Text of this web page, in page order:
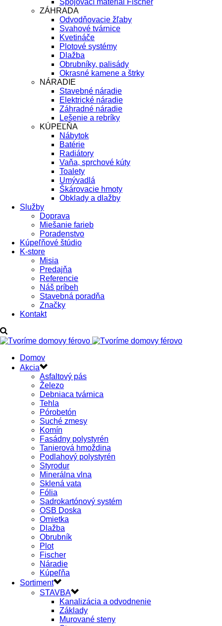
Spojovací materiál Fischer
ZÁHRADA
Odvodňovacie žľaby
Svahové tvárnice
Kvetináče
Plotové systémy
Dlažba
Obrubníky, palisády
Okrasné kamene a štrky
NÁRADIE
Stavebné náradie
Elektrické náradie
Záhradné náradie
Lešenie a rebríky
KÚPEĽŇA
Nábytok
Batérie
Radiátory
Vaňa, sprchové kúty
Toalety
Umývadlá
Škárovacie hmoty
Obklady a dlažby
Služby
Doprava
Miešanie farieb
Poradenstvo
Kúpeľňové štúdio
K-store
Misia
Predajňa
Referencie
Náš príbeh
Stavebná poradňa
Značky
Kontakt
Domov
Akcia
Asfaltový pás
Železo
Debniaca tvárnica
Tehla
Pórobetón
Suché zmesy
Komín
Fasádny polystyrén
Tanierová hmoždina
Podlahový polystyrén
Styrodur
Minerálna vlna
Sklená vata
Fólia
Sadrokartónový systém
OSB Doska
Omietka
Dlažba
Obrubník
Plot
Fischer
Náradie
Kúpeľňa
Sortiment
STAVBA
Kanalizácia a odvodnenie
Základy
Murované steny